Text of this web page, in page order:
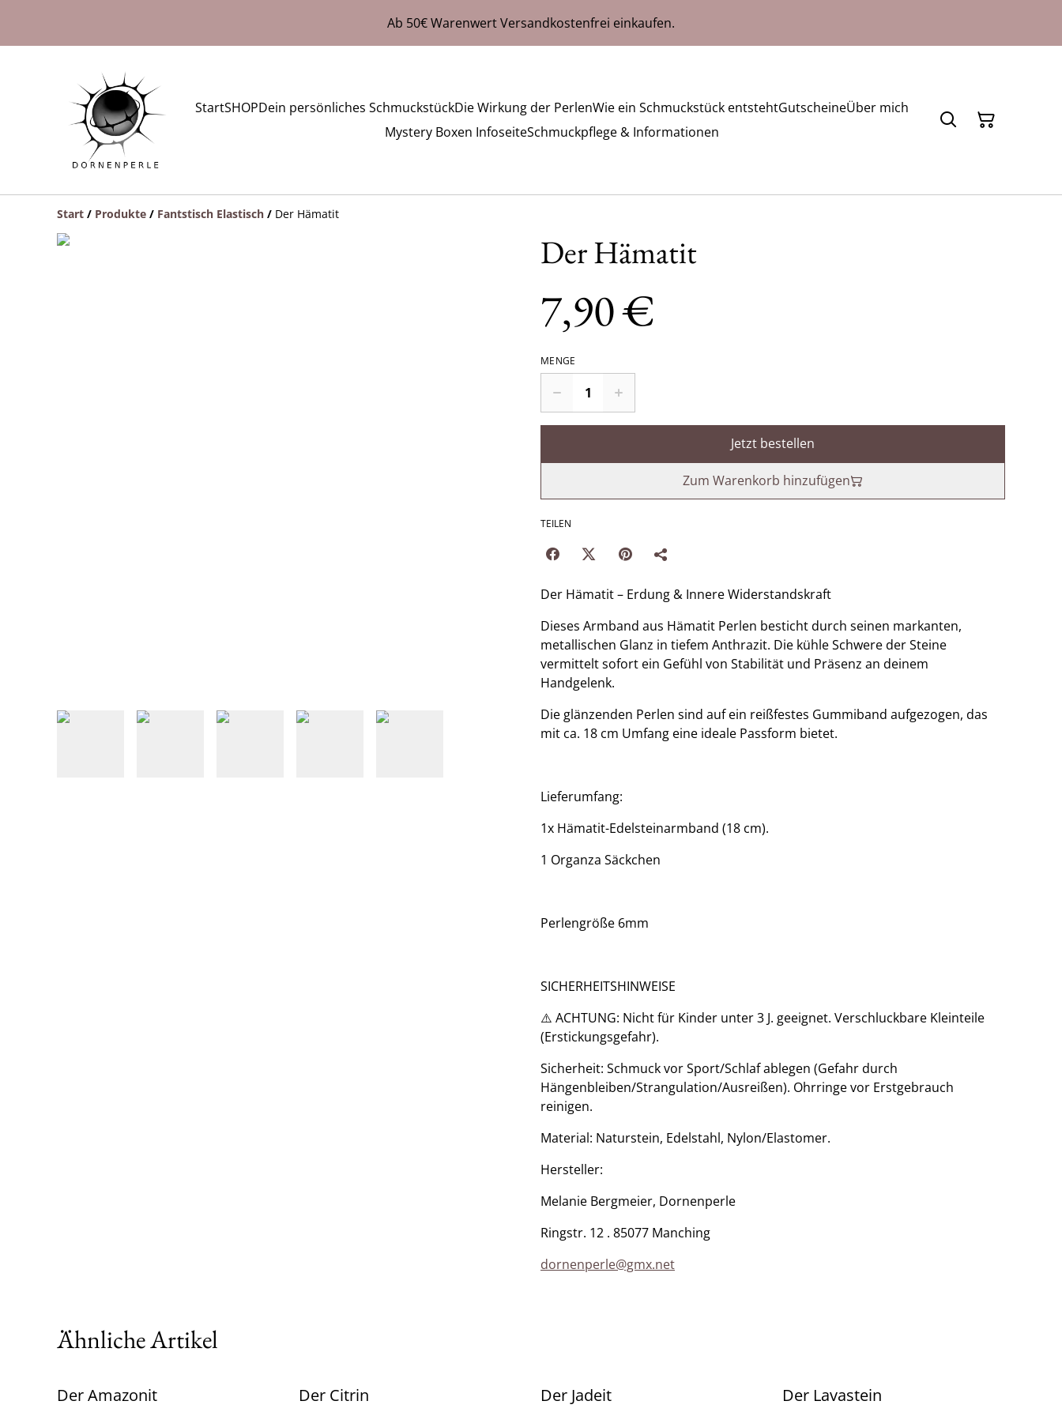
Ab 50€ Warenwert Versandkostenfrei einkaufen.
StartSHOPDein persönliches SchmuckstückDie Wirkung der PerlenWie ein Schmuckstück entstehtGutscheineÜber mich
Mystery Boxen InfoseiteSchmuckpflege & Informationen
Start / Produkte / Fantstisch Elastisch / Der Hämatit
Der Hämatit
7,90 €
MENGE
Jetzt bestellen
Zum Warenkorb hinzufügen
TEILEN
Der Hämatit – Erdung & Innere Widerstandskraft
​Dieses Armband aus Hämatit Perlen besticht durch seinen markanten,
metallischen Glanz in tiefem Anthrazit. Die kühle Schwere der Steine
vermittelt sofort ein Gefühl von Stabilität und Präsenz an deinem
Handgelenk.
Die glänzenden Perlen sind auf ein reißfestes Gummiband aufgezogen, das
mit ca. 18 cm Umfang eine ideale Passform bietet.
Lieferumfang:
​1x Hämatit-Edelsteinarmband (18 cm).
1 Organza Säckchen
Perlengröße 6mm
SICHERHEITSHINWEISE
⚠️ ACHTUNG: Nicht für Kinder unter 3 J. geeignet. Verschluckbare Kleinteile
(Erstickungsgefahr).
​Sicherheit: Schmuck vor Sport/Schlaf ablegen (Gefahr durch
Hängenbleiben/Strangulation/Ausreißen). Ohrringe vor Erstgebrauch
reinigen.
​Material: Naturstein, Edelstahl, Nylon/Elastomer.
​Hersteller:
Melanie Bergmeier, Dornenperle
Ringstr. 12 . 85077 Manching
dornenperle@gmx.net
Ähnliche Artikel
Der Amazonit Der Citrin Der Jadeit Der Lavastein